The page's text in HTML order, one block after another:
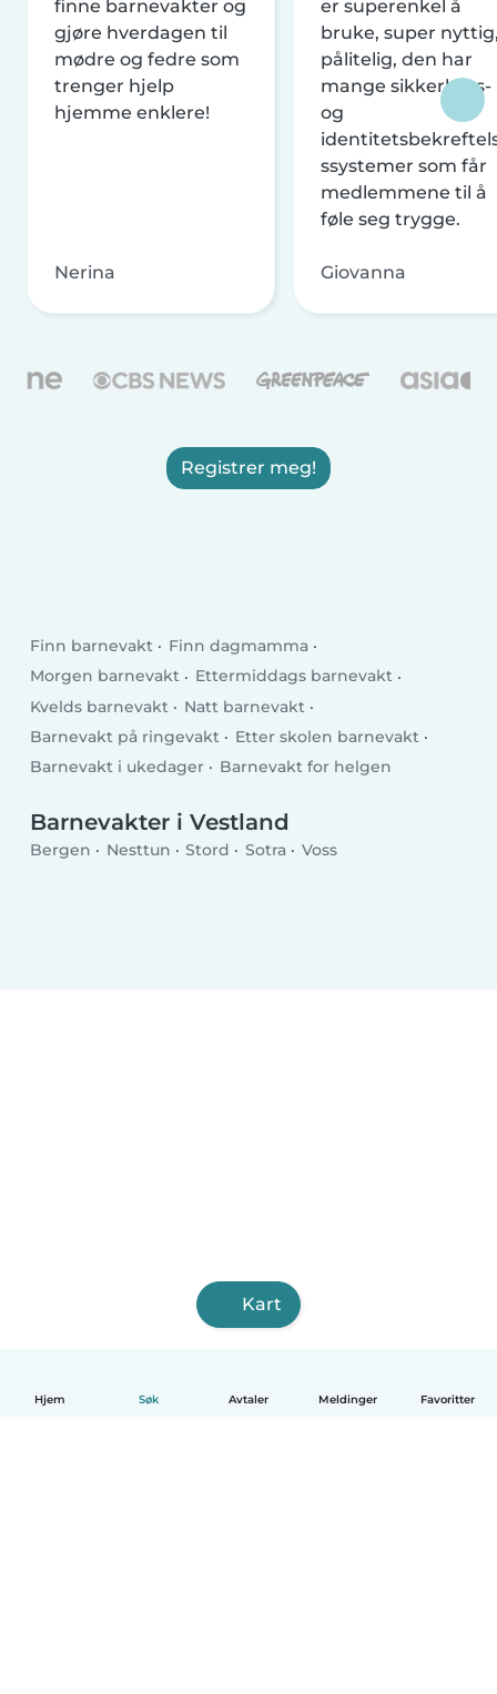
Hjem Søk Avtaler Meldinger Favoritter
finne barnevakter og
gjøre hverdagen til
mødre og fedre som
trenger hjelp
hjemme enklere!
Nerina
er superenkel å
bruke, super
pålitelig, den har
mange sikkerhets-
og
ssystemer som får
medlemmene til å
føle seg trygge.
Giovanna
Registrer meg!
Finn barnevakt
Finn dagmamma
Morgen barnevakt
Ettermiddags barnevakt
Kvelds barnevakt
Natt barnevakt
Barnevakt på ringevakt
Etter skolen barnevakt
Barnevakt i ukedager
Barnevakt for helgen
Barnevakter i Vestland
Bergen Nesttun Stord Sotra Voss
Kart